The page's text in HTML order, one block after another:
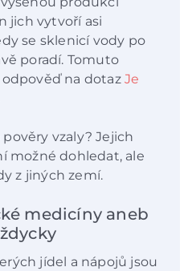
jich vytvoří asi
se sklenicí vody po
poradí. Tomuto
na dotaz Je
vzaly? Jejich
možné dohledat, ale
z jiných zemí.
medicíny aneb
jídel a nápojů jsou